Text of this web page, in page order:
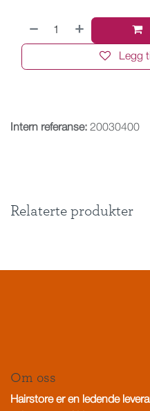
Legg
Intern referanse: 20030400
Relaterte produkter
Om oss
Hairstore er en ledende